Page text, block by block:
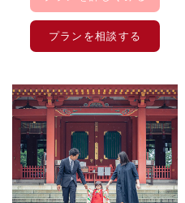
プランを相談する